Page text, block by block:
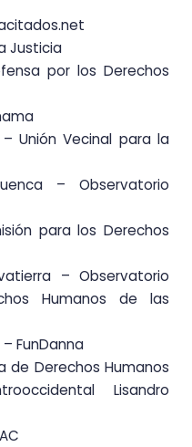
Justicia
por los Derechos
Unión Vecinal para la
– Observatorio
para los Derechos
– Observatorio
Humanos de las
– FunDanna
de Derechos Humanos
Lisandro